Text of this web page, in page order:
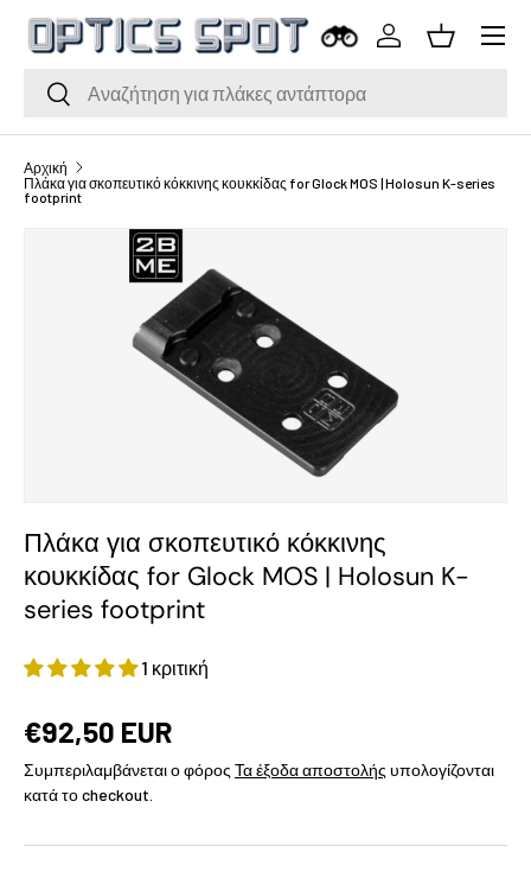
Μετάβαση στο περιεχόμενο
Αναζήτηση
Αναζήτηση
ΣύνδεσηΚαλάθι
Μενού
Αρχική
Πλάκα για σκοπευτικό κόκκινης κουκκίδας for Glock MOS | Holosun K-series
footprint
Πλάκα για σκοπευτικό κόκκινης
κουκκίδας for Glock MOS | Holosun K-
series footprint
1 κριτική
€92,50 EUR
Συμπεριλαμβάνεται ο φόρος Τα έξοδα αποστολής υπολογίζονται
κατά το checkout.